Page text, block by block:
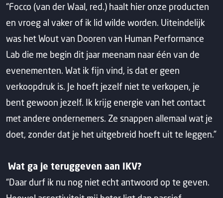
“Focco (van der Waal, red.) haalt hier onze producten
en vroeg al vaker of ik lid wilde worden. Uiteindelijk
was het Wout van Dooren van Human Performance
Lab die me begin dit jaar meenam naar één van de
evenementen. Wat ik fijn vind, is dat er geen
verkoopdruk is. Je hoeft jezelf niet te verkopen, je
bent gewoon jezelf. Ik krijg energie van het contact
met andere ondernemers. Ze snappen allemaal wat je
doet, zonder dat je het uitgebreid hoeft uit te leggen.”
Wat ga je teruggeven aan IKV?
“Daar durf ik nu nog niet echt antwoord op te geven.